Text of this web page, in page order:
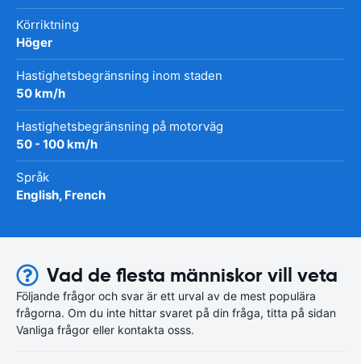
Körriktning
Höger
Hastighetsbegränsning inom staden
50 km/h
Hastighetsbegränsning på motorväg
50 - 100 km/h
Språk
English, French
Vad de flesta människor vill veta
Följande frågor och svar är ett urval av de mest populära
frågorna. Om du inte hittar svaret på din fråga, titta på sidan
Vanliga frågor eller kontakta osss.